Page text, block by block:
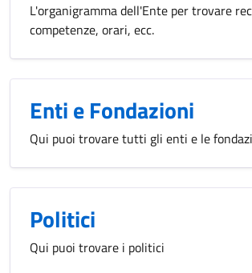
L'organigramma dell'Ente per trovare
competenze, orari, ecc.
Enti e Fondazioni
Qui puoi trovare tutti gli enti e le
Politici
Qui puoi trovare i politici